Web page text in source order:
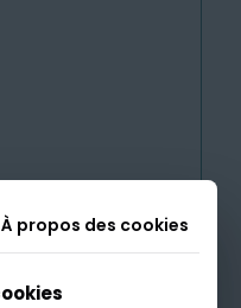
un bijou
tout autre moment
À propos des cookies
À propos des cookies